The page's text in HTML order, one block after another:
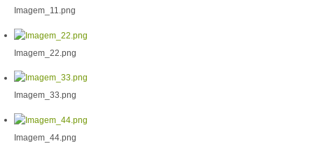
Imagem_11.png
Imagem_22.png
Imagem_33.png
Imagem_44.png